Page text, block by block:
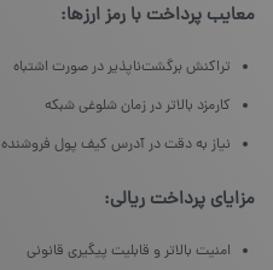
معایب پرداخت با رمز ارزها:
تراکنش برگشت‌ناپذیر در صورت اشتباه
کارمزد بالاتر در زمان شلوغی شبکه
نیاز به دقت در آدرس کیف پول فروشنده
مزایای پرداخت ریالی:
امنیت بالاتر و قابلیت پیگیری قانونی